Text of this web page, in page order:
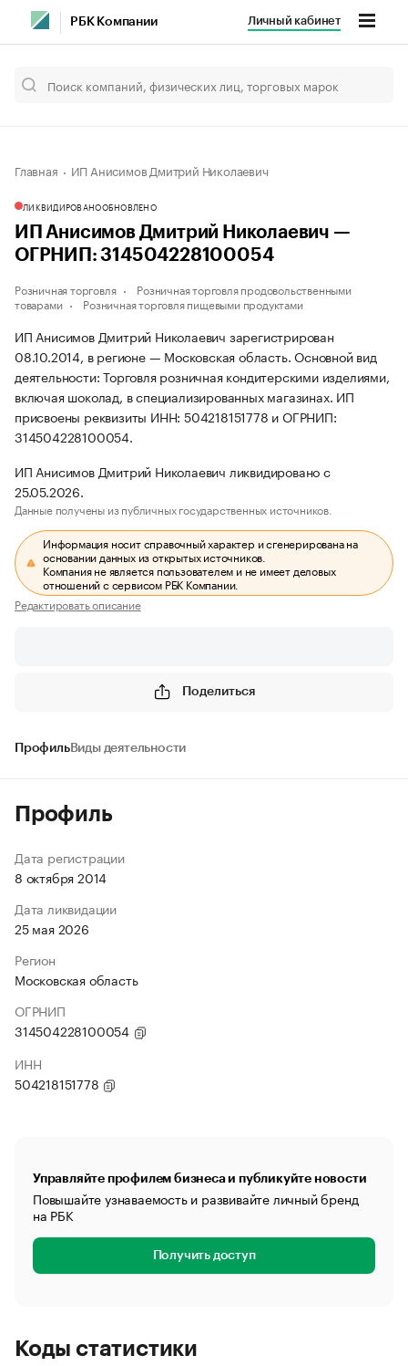
РБК Компании Личный кабинет
Главная ИП Анисимов Дмитрий Николаевич
ЛИКВИДИРОВАНООБНОВЛЕНО
ИП Анисимов Дмитрий Николаевич —
ОГРНИП: 314504228100054
Розничная торговля
Розничная торговля продовольственными
товарами
Розничная торговля пищевыми продуктами
ИП Анисимов Дмитрий Николаевич зарегистрирован
08.10.2014, в регионе — Московская область. Основной вид
деятельности: Торговля розничная кондитерскими изделиями,
включая шоколад, в специализированных магазинах. ИП
присвоены реквизиты ИНН: 504218151778 и ОГРНИП:
314504228100054.
ИП Анисимов Дмитрий Николаевич ликвидировано с
25.05.2026.
Данные получены из публичных государственных источников.
Информация носит справочный характер и сгенерирована на
основании данных из открытых источников.
Компания не является пользователем и не имеет деловых
отношений с сервисом РБК Компании.
Редактировать описание
Поделиться
ПрофильВиды деятельности
Профиль
Дата регистрации
8 октября 2014
Дата ликвидации
25 мая 2026
Регион
Московская область
ОГРНИП
314504228100054
ИНН
504218151778
Управляйте профилем бизнеса и публикуйте новости
Повышайте узнаваемость и развивайте личный бренд
на РБК
Получить доступ
Коды статистики